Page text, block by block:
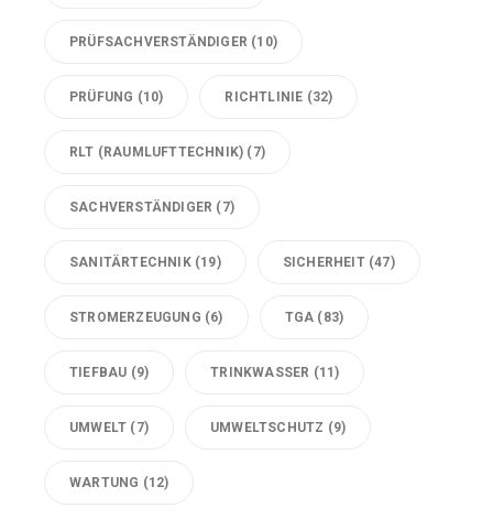
PRÜFSACHVERSTÄNDIGER (10)
PRÜFUNG (10) RICHTLINIE (32)
RLT (RAUMLUFTTECHNIK) (7)
SACHVERSTÄNDIGER (7)
SANITÄRTECHNIK(19) SICHERHEIT(47)
STROMERZEUGUNG (6) TGA (83)
TIEFBAU (9) TRINKWASSER (11)
UMWELT (7) UMWELTSCHUTZ (9)
WARTUNG (12)